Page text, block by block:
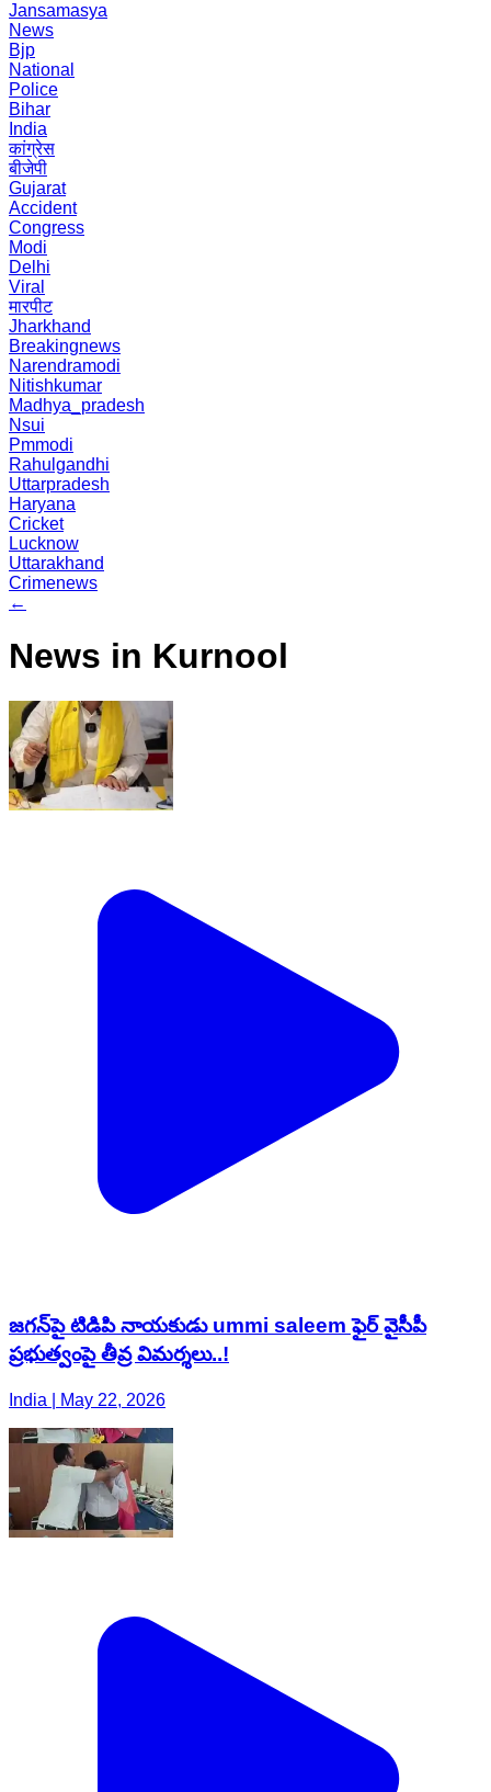
Jansamasya
News
Bjp
National
Police
Bihar
India
कांग्रेस
बीजेपी
Gujarat
Accident
Congress
Modi
Delhi
Viral
मारपीट
Jharkhand
Breakingnews
Narendramodi
Nitishkumar
Madhya_pradesh
Nsui
Pmmodi
Rahulgandhi
Uttarpradesh
Haryana
Cricket
Lucknow
Uttarakhand
Crimenews
←
News in Kurnool
జగన్‌పై టిడిపి నాయకుడు ummi saleem ఫైర్ వైసీపీ
ప్రభుత్వంపై తీవ్ర విమర్శలు..!
India | May 22, 2026